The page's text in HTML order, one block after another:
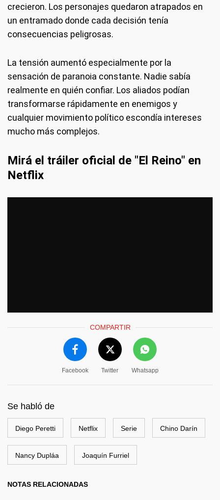
crecieron. Los personajes quedaron atrapados en
un entramado donde cada decisión tenía
consecuencias peligrosas.
La tensión aumentó especialmente por la
sensación de paranoia constante. Nadie sabía
realmente en quién confiar. Los aliados podían
transformarse rápidamente en enemigos y
cualquier movimiento político escondía intereses
mucho más complejos.
Mirá el tráiler oficial de "El Reino" en
Netflix
COMPARTIR
Facebook Twitter Whatsapp
Se habló de
Diego Peretti Netflix Serie Chino Darín
Nancy Dupláa Joaquín Furriel
NOTAS RELACIONADAS